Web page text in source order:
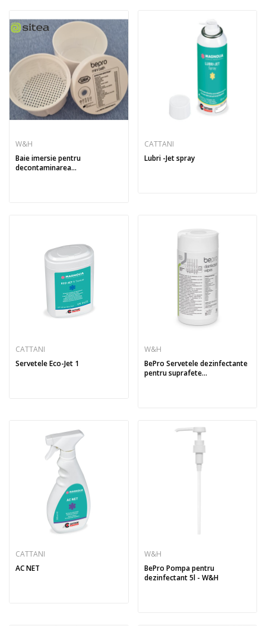
W&H
Baie imersie pentru
decontaminarea...
CATTANI
Lubri -Jet spray
CATTANI
Servetele Eco-Jet 1
W&H
BePro Servetele dezinfectante
pentru suprafete...
CATTANI
AC NET
W&H
BePro Pompa pentru
dezinfectant 5l - W&H